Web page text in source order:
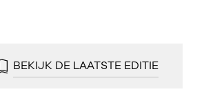
BEKIJK DE LAATSTE EDITIE